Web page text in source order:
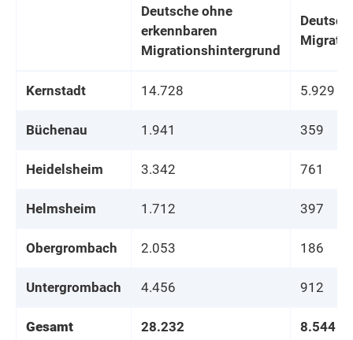
Deutsche ohne
erkennbaren
Migrationshintergrund
Kernstadt 14.728 5.929
Büchenau 1.941 359
Heidelsheim 3.342 761
Helmsheim 1.712 397
Obergrombach 2.053 186
Untergrombach 4.456 912
Gesamt 28.232 8.544